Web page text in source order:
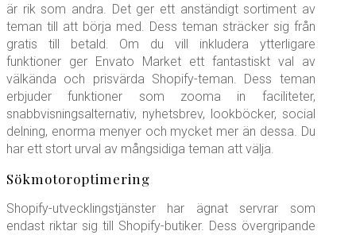
är rik som andra. Det ger ett anständigt sortiment av
teman till att börja med. Dess teman sträcker sig från
gratis till betald. Om du vill inkludera ytterligare
funktioner ger Envato Market ett fantastiskt val av
välkända och prisvärda Shopify-teman. Dess teman
erbjuder funktioner som zooma in faciliteter,
snabbvisningsalternativ, nyhetsbrev, lookböcker, social
delning, enorma menyer och mycket mer än dessa. Du
har ett stort urval av mångsidiga teman att välja.
Sökmotoroptimering
Shopify-utvecklingstjänster har ägnat servrar som
endast riktar sig till Shopify-butiker. Dess övergripande